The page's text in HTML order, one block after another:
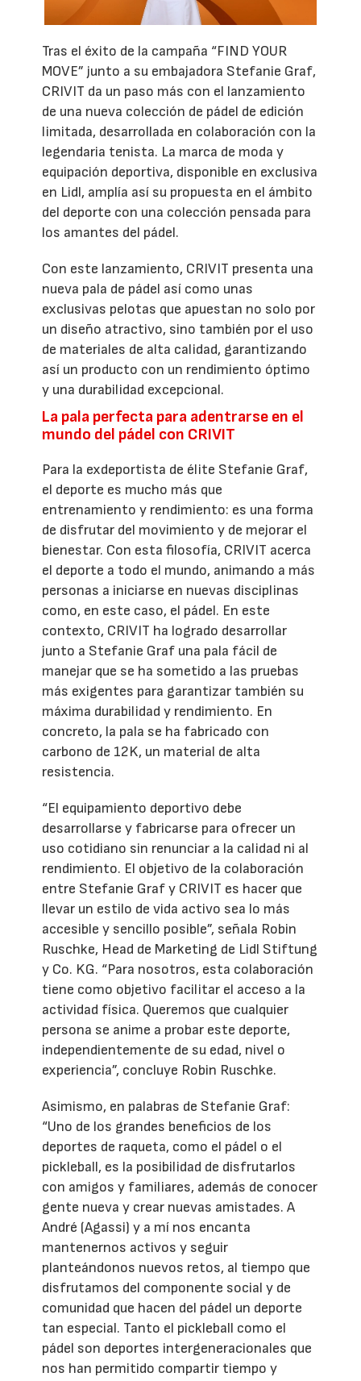
Tras el éxito de la campaña “FIND YOUR
MOVE” junto a su embajadora Stefanie Graf,
CRIVIT da un paso más con el lanzamiento
de una nueva colección de pádel de edición
limitada, desarrollada en colaboración con la
legendaria tenista. La marca de moda y
equipación deportiva, disponible en exclusiva
en Lidl, amplía así su propuesta en el ámbito
del deporte con una colección pensada para
los amantes del pádel.
Con este lanzamiento, CRIVIT presenta una
nueva pala de pádel así como unas
exclusivas pelotas que apuestan no solo por
un diseño atractivo, sino también por el uso
de materiales de alta calidad, garantizando
así un producto con un rendimiento óptimo
y una durabilidad excepcional.
La pala perfecta para adentrarse en el
mundo del pádel con CRIVIT
Para la exdeportista de élite Stefanie Graf,
el deporte es mucho más que
entrenamiento y rendimiento: es una forma
de disfrutar del movimiento y de mejorar el
bienestar. Con esta filosofía, CRIVIT acerca
el deporte a todo el mundo, animando a más
personas a iniciarse en nuevas disciplinas
como, en este caso, el pádel. En este
contexto, CRIVIT ha logrado desarrollar
junto a Stefanie Graf una pala fácil de
manejar que se ha sometido a las pruebas
más exigentes para garantizar también su
máxima durabilidad y rendimiento. En
concreto, la pala se ha fabricado con
carbono de 12K, un material de alta
resistencia.
“El equipamiento deportivo debe
desarrollarse y fabricarse para ofrecer un
uso cotidiano sin renunciar a la calidad ni al
rendimiento. El objetivo de la colaboración
entre Stefanie Graf y CRIVIT es hacer que
llevar un estilo de vida activo sea lo más
accesible y sencillo posible”, señala Robin
Ruschke, Head de Marketing de Lidl Stiftung
y Co. KG. “Para nosotros, esta colaboración
tiene como objetivo facilitar el acceso a la
actividad física. Queremos que cualquier
persona se anime a probar este deporte,
independientemente de su edad, nivel o
experiencia”, concluye Robin Ruschke.
Asimismo, en palabras de Stefanie Graf:
“Uno de los grandes beneficios de los
deportes de raqueta, como el pádel o el
pickleball, es la posibilidad de disfrutarlos
con amigos y familiares, además de conocer
gente nueva y crear nuevas amistades. A
André (Agassi) y a mí nos encanta
mantenernos activos y seguir
planteándonos nuevos retos, al tiempo que
disfrutamos del componente social y de
comunidad que hacen del pádel un deporte
tan especial. Tanto el pickleball como el
pádel son deportes intergeneracionales que
nos han permitido compartir tiempo y